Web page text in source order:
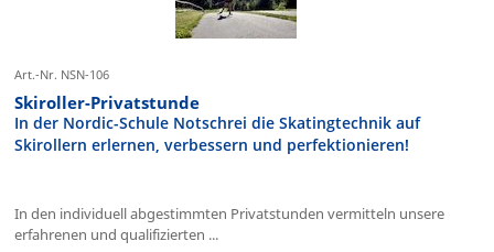
Art.-Nr. NSN-106
Skiroller-Privatstunde
In der Nordic-Schule Notschrei die Skatingtechnik auf
Skirollern erlernen, verbessern und perfektionieren!
In den individuell abgestimmten Privatstunden vermitteln unsere
erfahrenen und qualifizierten ...